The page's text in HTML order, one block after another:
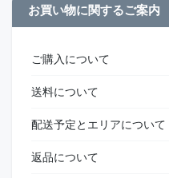
お買い物に関するご案内
ご購入について
送料について
配送予定とエリアについて
返品について